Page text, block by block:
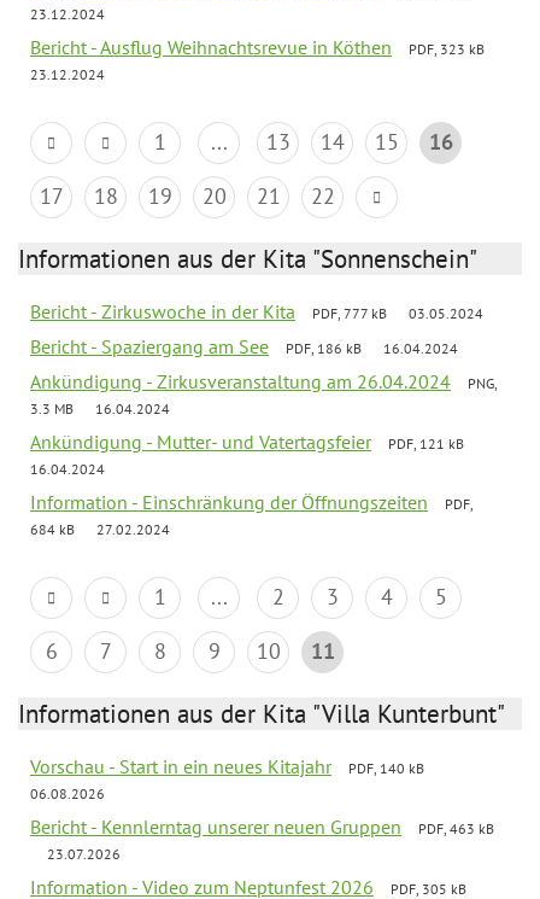
23.12.2024
Bericht - Ausflug Weihnachtsrevue in Köthen
PDF, 323 kB
23.12.2024
1 ... 13 14 15
16
17
18 19 20 21 22
Informationen aus der Kita "Sonnenschein"
Bericht - Zirkuswoche in der Kita PDF, 777 kB 03.05.2024
Bericht - Spaziergang am See PDF, 186 kB 16.04.2024
Ankündigung - Zirkusveranstaltung am 26.04.2024
PNG,
3.3 MB
16.04.2024
Ankündigung - Mutter- und Vatertagsfeier
PDF, 121 kB
16.04.2024
Information - Einschränkung der Öffnungszeiten
PDF,
684 kB
27.02.2024
1 ... 2 3 4
5
6
7 8 9 10 11
Informationen aus der Kita "Villa Kunterbunt"
Vorschau - Start in ein neues Kitajahr
PDF, 140 kB
06.08.2026
Bericht - Kennlerntag unserer neuen Gruppen
PDF, 463 kB
23.07.2026
Information - Video zum Neptunfest 2026 PDF, 305 kB